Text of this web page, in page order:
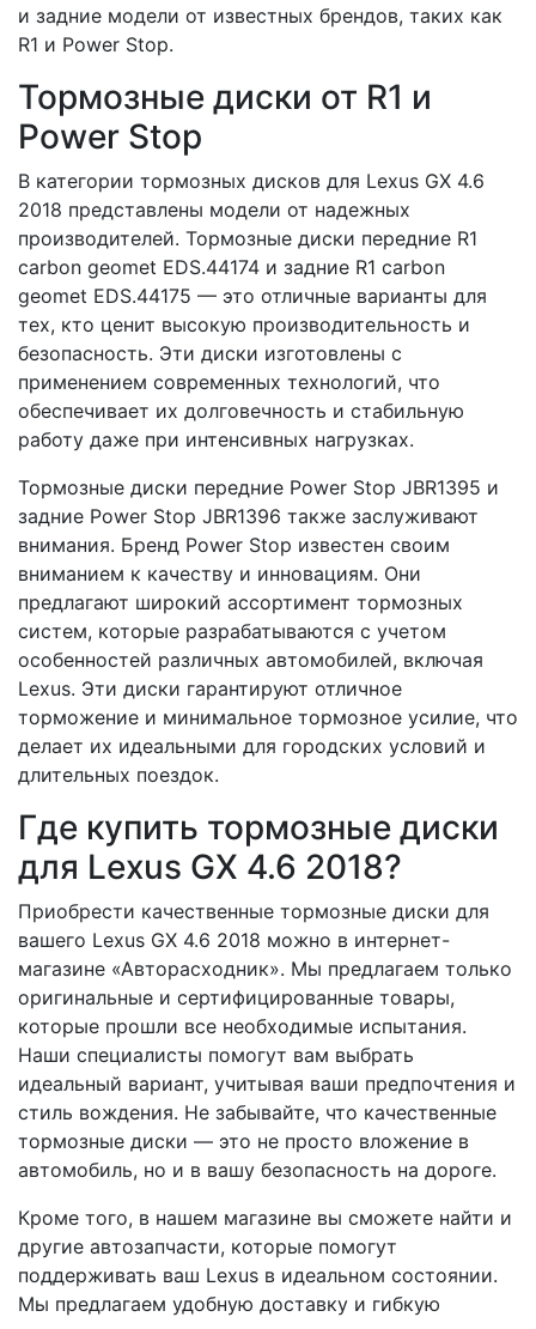
и задние модели от известных брендов, таких как
R1 и Power Stop.
Тормозные диски от R1 и
Power Stop
В категории тормозных дисков для Lexus GX 4.6
2018 представлены модели от надежных
производителей. Тормозные диски передние R1
carbon geomet EDS.44174 и задние R1 carbon
geomet EDS.44175 — это отличные варианты для
тех, кто ценит высокую производительность и
безопасность. Эти диски изготовлены с
применением современных технологий, что
обеспечивает их долговечность и стабильную
работу даже при интенсивных нагрузках.
Тормозные диски передние Power Stop JBR1395 и
задние Power Stop JBR1396 также заслуживают
внимания. Бренд Power Stop известен своим
вниманием к качеству и инновациям. Они
предлагают широкий ассортимент тормозных
систем, которые разрабатываются с учетом
особенностей различных автомобилей, включая
Lexus. Эти диски гарантируют отличное
торможение и минимальное тормозное усилие, что
делает их идеальными для городских условий и
длительных поездок.
Где купить тормозные диски
для Lexus GX 4.6 2018?
Приобрести качественные тормозные диски для
вашего Lexus GX 4.6 2018 можно в интернет-
магазине «Авторасходник». Мы предлагаем только
оригинальные и сертифицированные товары,
которые прошли все необходимые испытания.
Наши специалисты помогут вам выбрать
идеальный вариант, учитывая ваши предпочтения и
стиль вождения. Не забывайте, что качественные
тормозные диски — это не просто вложение в
автомобиль, но и в вашу безопасность на дороге.
Кроме того, в нашем магазине вы сможете найти и
другие автозапчасти, которые помогут
поддерживать ваш Lexus в идеальном состоянии.
Мы предлагаем удобную доставку и гибкую